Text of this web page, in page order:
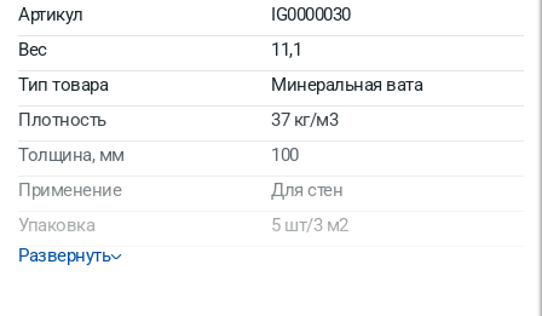
Артикул
IG0000030
Вес
11,1
Тип товара
Минеральная вата
Плотность
37 кг/м3
Толщина, мм
100
Применение
Для стен
Упаковка
5 шт/3 м2
Производитель/Бренд
Развернуть